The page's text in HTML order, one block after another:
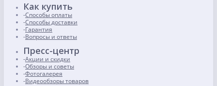
Как купить
Способы оплаты
Способы доставки
Гарантия
Вопросы и ответы
Пресс-центр
Акции и скидки
Обзоры и советы
Фотогалерея
Видеообзоры товаров